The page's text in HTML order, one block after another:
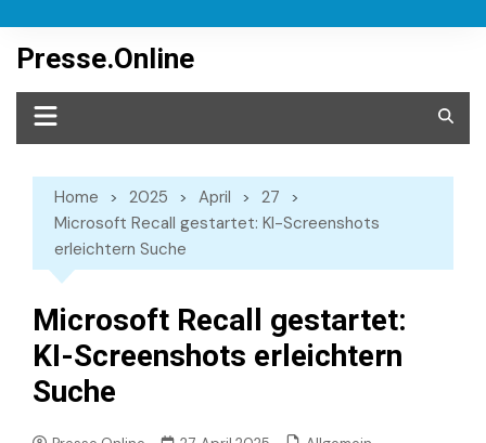
content
Presse.Online
Home 2025 April
27
Microsoft Recall gestartet: KI-Screenshots
erleichtern Suche
Microsoft Recall gestartet:
KI-Screenshots erleichtern
Suche